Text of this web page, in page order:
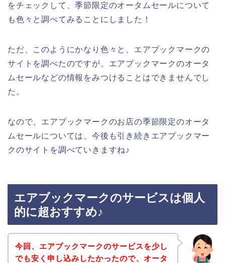
をチェックして、季節限定のオータムセールについて
も色々と調べてみることにしました！
ただ、このようにかなり色々と、エアブックマークの
サイトを調べたのですが、エアブックマークのオータ
ムセールなどの情報をみつけることはできませんでし
た。
なので、エアブックマークのお店の季節限定のオータ
ムセールについては、今後も引き続きエアブックマー
クのサイトを調べていきますね♪
エアブックマークのサービスは個人
的に超おすすめ♪
今回、エアブックマークのサービスを少し
でも安く申し込みしたかったので、オータ